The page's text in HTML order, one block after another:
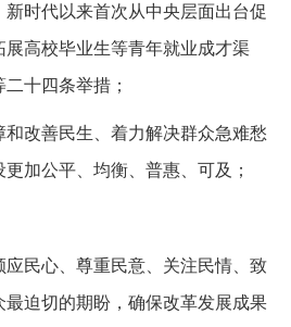
时代以来首次从中央层面出台促
高校毕业生等青年就业成才渠
十四条举措；
和改善民生、着力解决群众急难愁
加公平、均衡、普惠、可及；
应民心、尊重民意、关注民情、致
迫切的期盼，确保改革发展成果